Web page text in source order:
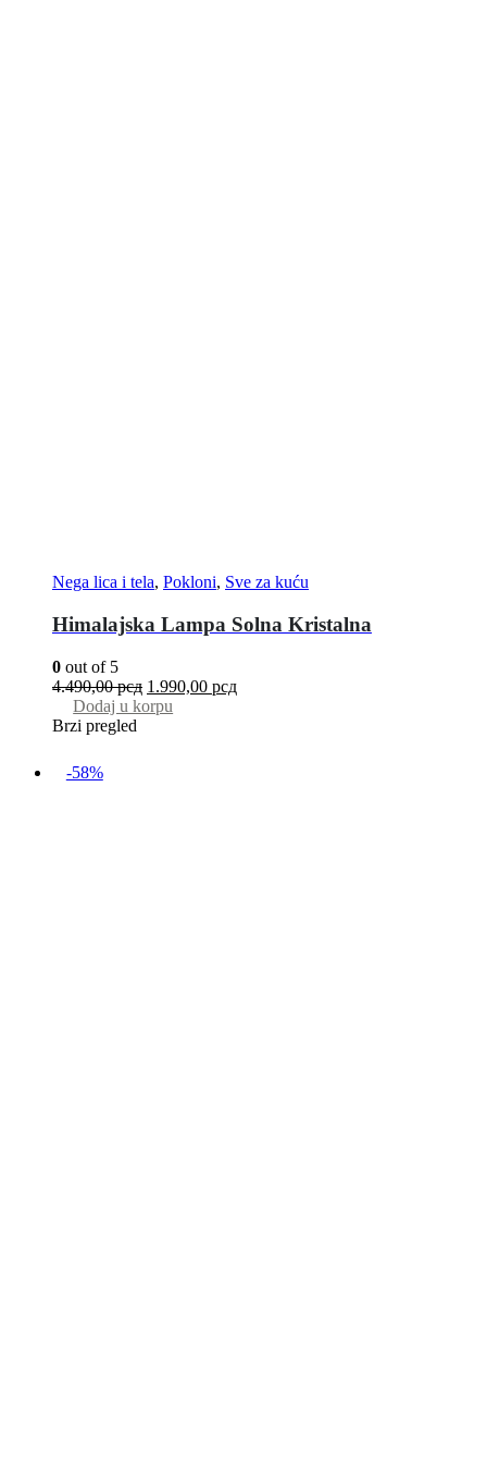
Nega lica i tela, Pokloni, Sve za kuću
Himalajska Lampa Solna Kristalna
0 out of 5
4.490,00рсд 1.990,00 рсд
Dodaj u korpu
Brzi pregled
-58%